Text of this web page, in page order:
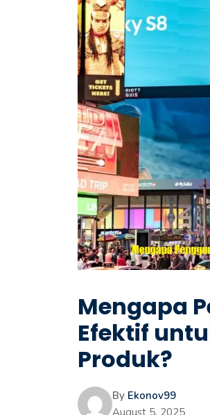
Mengapa
Efektif
Produk?
By Ekonov99